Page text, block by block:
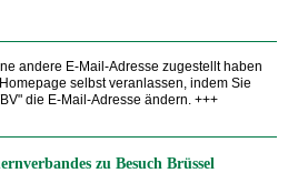
andere E-Mail-Adresse zugestellt haben
selbst veranlassen, indem Sie
die E-Mail-Adresse ändern. +++
zu Besuch Brüssel